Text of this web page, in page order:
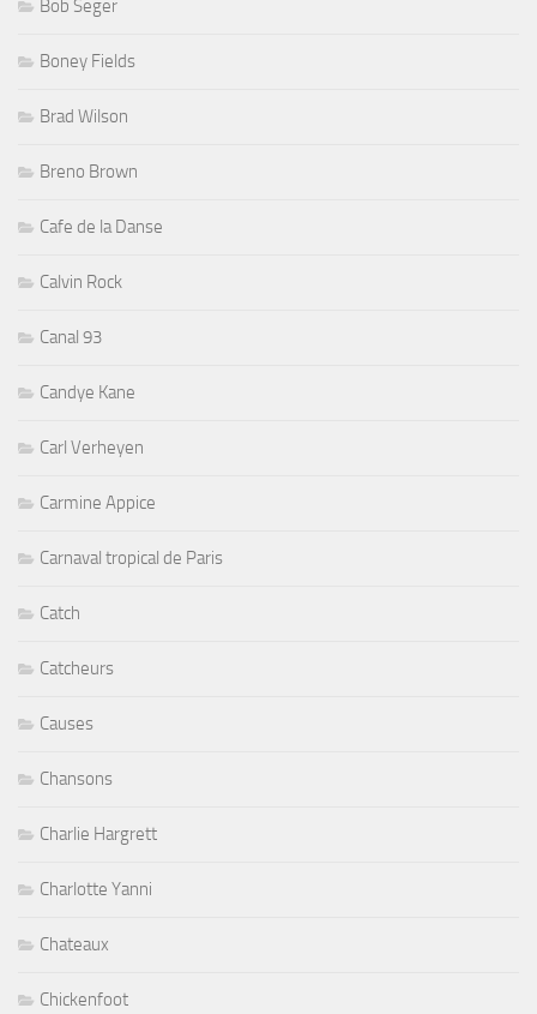
Bob Seger
Boney Fields
Brad Wilson
Breno Brown
Cafe de la Danse
Calvin Rock
Canal 93
Candye Kane
Carl Verheyen
Carmine Appice
Carnaval tropical de Paris
Catch
Catcheurs
Causes
Chansons
Charlie Hargrett
Charlotte Yanni
Chateaux
Chickenfoot